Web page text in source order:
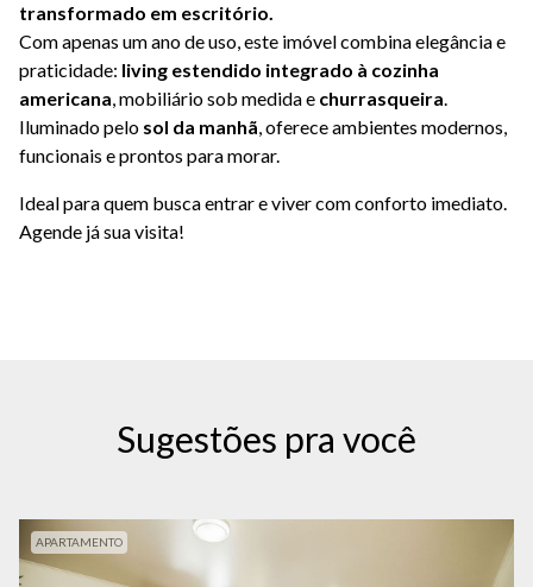
transformado em escritório.
Com apenas um ano de uso, este imóvel combina elegância e
praticidade: living estendido integrado à cozinha
americana, mobiliário sob medida e churrasqueira.
Iluminado pelo sol da manhã, oferece ambientes modernos,
funcionais e prontos para morar.
Ideal para quem busca entrar e viver com conforto imediato.
Agende já sua visita!
Sugestões pra você
APARTAMENTO